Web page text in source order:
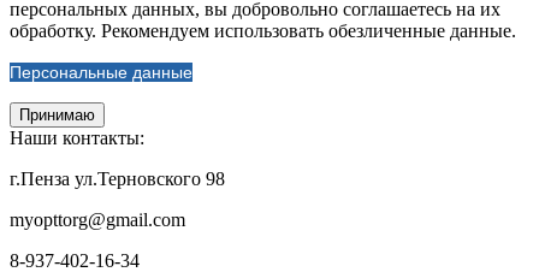
персональных данных, вы добровольно соглашаетесь на их
обработку. Рекомендуем использовать обезличенные данные.
Персональные данные
Принимаю
Наши контакты:
г.Пенза ул.Терновского 98
myopttorg@gmail.com
8-937-402-16-34